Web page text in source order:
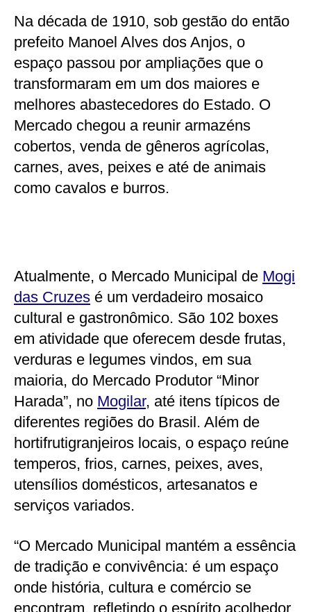
Na década de 1910, sob gestão do então
prefeito Manoel Alves dos Anjos, o
espaço passou por ampliações que o
transformaram em um dos maiores e
melhores abastecedores do Estado. O
Mercado chegou a reunir armazéns
cobertos, venda de gêneros agrícolas,
carnes, aves, peixes e até de animais
como cavalos e burros.
Atualmente, o Mercado Municipal de Mogi
das Cruzes é um verdadeiro mosaico
cultural e gastronômico. São 102 boxes
em atividade que oferecem desde frutas,
verduras e legumes vindos, em sua
maioria, do Mercado Produtor “Minor
Harada”, no Mogilar, até itens típicos de
diferentes regiões do Brasil. Além de
hortifrutigranjeiros locais, o espaço reúne
temperos, frios, carnes, peixes, aves,
utensílios domésticos, artesanatos e
serviços variados.
“O Mercado Municipal mantém a essência
de tradição e convivência: é um espaço
onde história, cultura e comércio se
encontram, refletindo o espírito acolhedor